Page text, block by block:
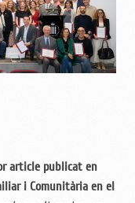
article publicat en
i Comunitària en el